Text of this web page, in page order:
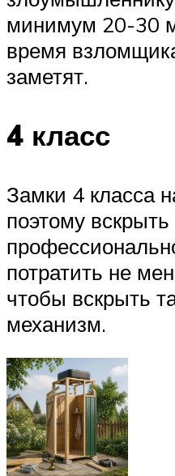
минимум 20-30
время
заметят.
4 класс
Замки 4 класса
поэтому
потратить не
чтобы вскрыть
механизм.